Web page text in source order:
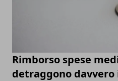
Rimborso spese
detraggono